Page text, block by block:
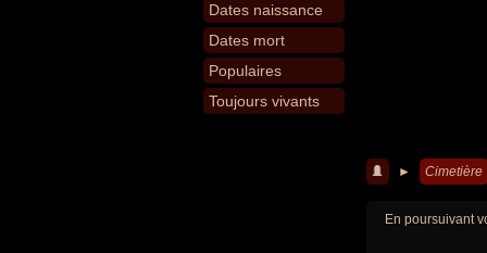
Dates naissance
Dates mort
Populaires
Toujours vivants
► Cimetière
En poursuivant